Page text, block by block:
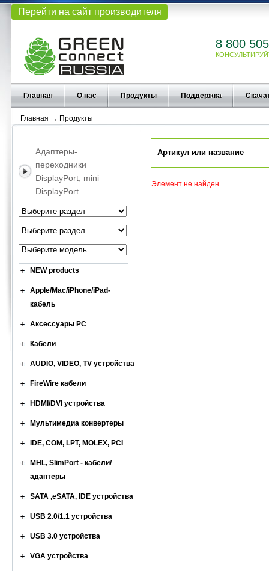
Перейти на сайт производителя
8 800
Главная О нас Продукты Поддержка
Главная → Продукты
Адаптеры-
переходники
DisplayPort, mini
DisplayPort
NEW products
Apple/Mac/iPhone/iPad-
кабель
Аксессуары PC
Кабели
AUDIO, VIDEO, TV устройства
FireWire кабели
HDMI/DVI устройства
Мультимедиа конвертеры
IDE, COM, LPT, MOLEX, PCI
MHL, SlimPort - кабели/
адаптеры
SATA ,eSATA, IDE устройства
USB 2.0/1.1 устройства
USB 3.0 устройства
VGA устройства
Артикул или название
Элемент не найден